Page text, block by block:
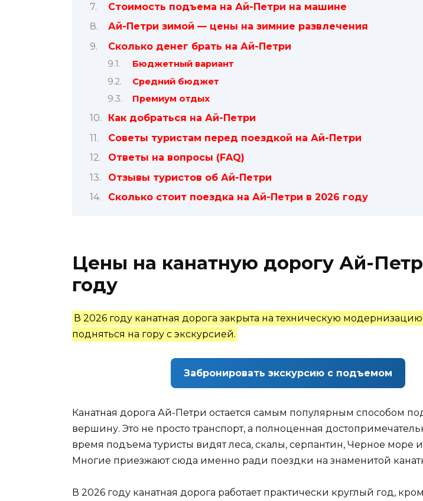
Стоимость подъема на Ай-Петри на машине
Ай-Петри зимой — цены на зимние развлечения
Сколько денег брать на Ай-Петри
Бюджетный вариант
Средний бюджет
Премиум отдых
Как добраться на Ай-Петри
Советы туристам перед поездкой на Ай-Петри
Ответы на вопросы (FAQ)
Отзывы туристов об Ай-Петри
Сколько стоит поездка на Ай-Петри в 2026 году
Цены на канатную дорогу Ай-
году
В 2026 году канатная дорога закрыта на техническую
подняться на гору с экскурсией.
Забронировать экскурсию с подъемом
Канатная дорога Ай-Петри остается самым популярным способом
вершину. Это не просто транспорт, а полноценная
время подъема туристы видят леса, скалы, серпантин, Черное море
Многие приезжают сюда именно ради поездки на знаменитой
В 2026 году канатная дорога работает практически круглый год,